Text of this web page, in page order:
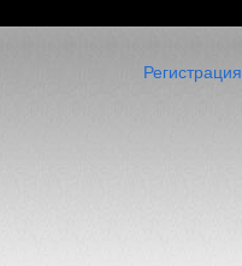
Регистрация